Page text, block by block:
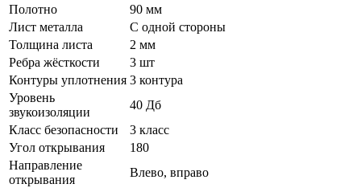
Полотно
90 мм
Лист металла
С одной стороны
Толщина листа
2 мм
Ребра жёсткости
3 шт
Контуры уплотнения 3 контура
Уровень
звукоизоляции
40 Дб
Класс безопасности
3 класс
Угол открывания
180
Направление
открывания
Влево, вправо